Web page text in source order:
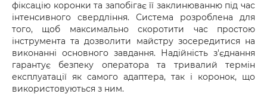
доставки.
фіксацію коронки та запобігає її заклинюванню під час
інтенсивного свердління. Система розроблена для
того, щоб максимально скоротити час простою
інструмента та дозволити майстру зосередитися на
виконанні основного завдання. Надійність з'єднання
гарантує безпеку оператора та тривалий термін
експлуатації як самого адаптера, так і коронок, що
використовуються з ним.